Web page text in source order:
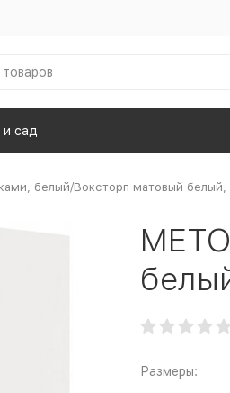
и сад
белый/Воксторп матовый
Размеры: